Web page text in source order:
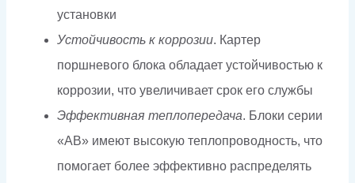
установки
Устойчивость к коррозии. Картер
поршневого блока обладает устойчивостью к
коррозии, что увеличивает срок его службы
Эффективная теплопередача. Блоки серии
«AB» имеют высокую теплопроводность, что
помогает более эффективно распределять